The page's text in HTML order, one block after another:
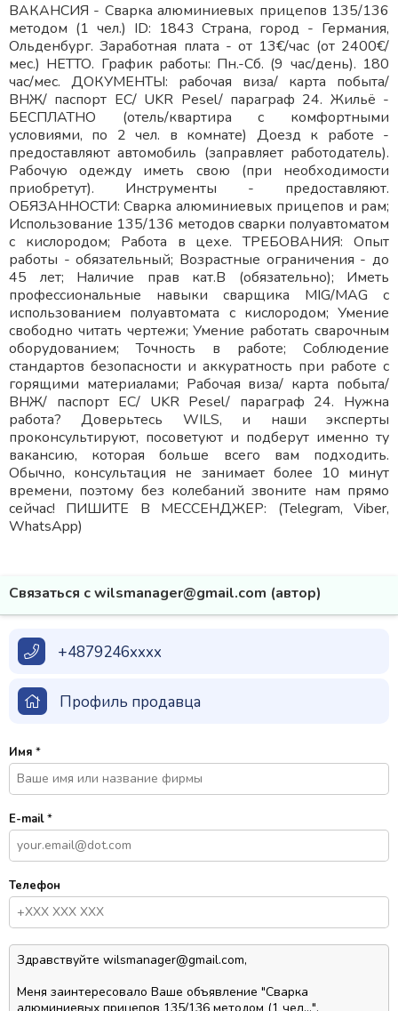
ВАКАНСИЯ - Сварка алюминиевых прицепов 135/136
методом (1 чел.) ID: 1843 Страна, город - Германия,
Ольденбург. Заработная плата - от 13€/час (от 2400€/
мес.) НЕТТО. График работы: Пн.-Сб. (9 час/день). 180
час/мес. ДОКУМЕНТЫ: рабочая виза/ карта побыта/
ВНЖ/ паспорт ЕС/ UKR Pesel/ параграф 24. Жильё -
БЕСПЛАТНО (отель/квартира с комфортными
условиями, по 2 чел. в комнате) Доезд к работе -
предоставляют автомобиль (заправляет работодатель).
Рабочую одежду иметь свою (при необходимости
приобретут). Инструменты - предоставляют.
ОБЯЗАННОСТИ: Сварка алюминиевых прицепов и рам;
Использование 135/136 методов сварки полуавтоматом
с кислородом; Работа в цехе. ТРЕБОВАНИЯ: Опыт
работы - обязательный; Возрастные ограничения - до
45 лет; Наличие прав кат.В (обязательно); Иметь
профессиональные навыки сварщика MIG/MAG с
использованием полуавтомата с кислородом; Умение
свободно читать чертежи; Умение работать сварочным
оборудованием; Точность в работе; Соблюдение
стандартов безопасности и аккуратность при работе с
горящими материалами; Рабочая виза/ карта побыта/
ВНЖ/ паспорт ЕС/ UKR Pesel/ параграф 24. Нужна
работа? Доверьтесь WILS, и наши эксперты
проконсультируют, посоветуют и подберут именно ту
вакансию, которая больше всего вам подходить.
Обычно, консультация не занимает более 10 минут
времени, поэтому без колебаний звоните нам прямо
сейчас! ПИШИТЕ В МЕССЕНДЖЕР: (Telegram, Viber,
WhatsApp)
Связаться с wilsmanager@gmail.com (автор)
+4879246xxxx
Профиль продавца
Имя *
E-mail*
Телефон